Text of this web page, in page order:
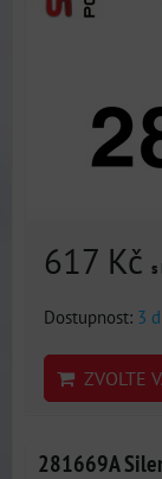
617 Kč s
Dostupnost: 3
ZVOLTE
281669A